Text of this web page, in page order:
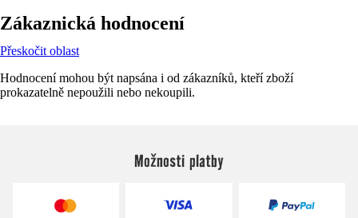
Zákaznická hodnocení
Přeskočit oblast
Hodnocení mohou být napsána i od zákazníků, kteří zboží
prokazatelně nepoužili nebo nekoupili.
Možnosti platby